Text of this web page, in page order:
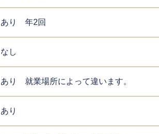
あり 年2回
なし
あり 就業場所によって違います。
あり